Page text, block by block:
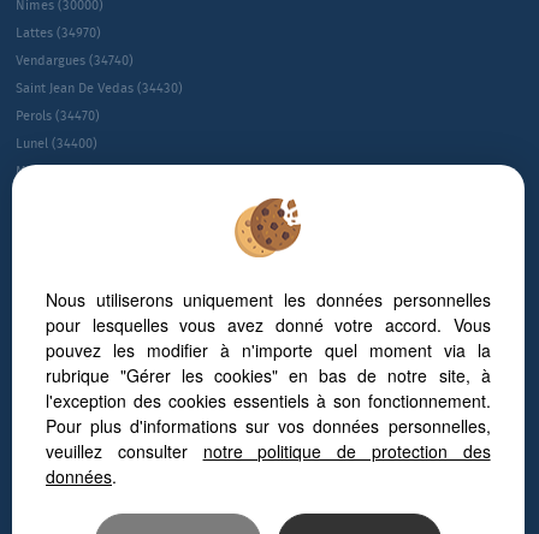
Nimes (30000)
Lattes (34970)
Vendargues (34740)
Saint Jean De Vedas (34430)
Perols (34470)
Lunel (34400)
Montpellier (34080)
Villeneuve-les-maguelone (34750)
Saint-gÉly-du-fesc (34980)
Gallargues Le Montueux (30660)
NÎmes (30900)
Baillargues (34670)
Guide sur l’immobilier d’entreprise à Montpellier
Nous utiliserons uniquement les données personnelles
pour lesquelles vous avez donné votre accord. Vous
pouvez les modifier à n'importe quel moment via la
rubrique "Gérer les cookies" en bas de notre site, à
l'exception des cookies essentiels à son fonctionnement.
Pour plus d'informations sur vos données personnelles,
veuillez consulter notre politique de protection des
données.